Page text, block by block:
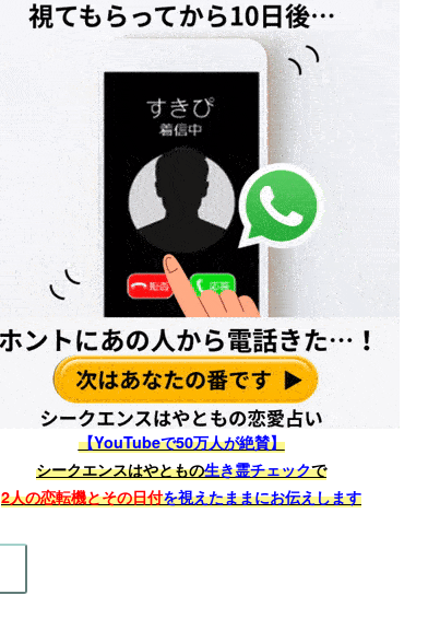
【YouTubeで50万人が絶賛】
シークエンスはやともの生き霊チェックで
2人の恋転機とその日付を視えたままにお伝えします